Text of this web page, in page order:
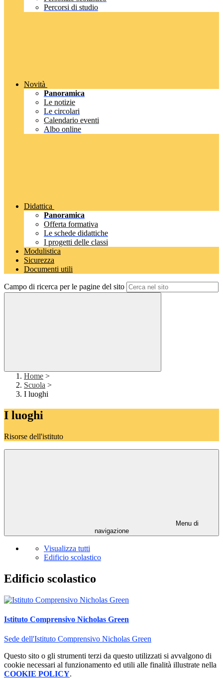
Percorsi di studio
Novità
Panoramica
Le notizie
Le circolari
Calendario eventi
Albo online
Didattica
Panoramica
Offerta formativa
Le schede didattiche
I progetti delle classi
Modulistica
Sicurezza
Documenti utili
Campo di ricerca per le pagine del sito
Home >
Scuola >
I luoghi
I luoghi
Risorse dell'istituto
Menu di
navigazione
Visualizza tutti
Edificio scolastico
Edificio scolastico
Istituto Comprensivo Nicholas Green
Sede dell'Istituto Comprensivo Nicholas Green
Questo sito o gli strumenti terzi da questo utilizzati si avvalgono di
cookie necessari al funzionamento ed utili alle finalità illustrate nella
COOKIE POLICY.